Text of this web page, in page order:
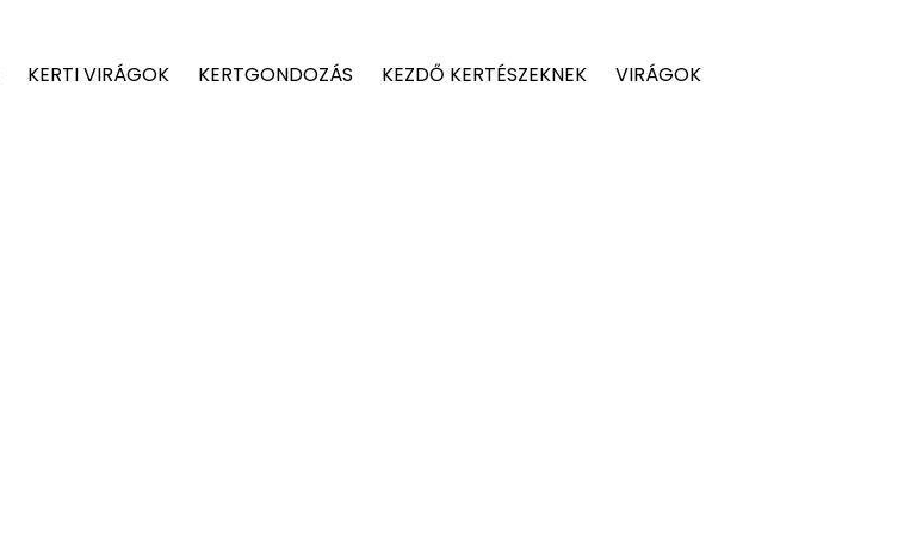
KERTI VIRÁGOK KERTGONDOZÁS KEZDŐ KERTÉSZEKNEK
VIRÁGOK